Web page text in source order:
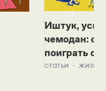
Иштук,
чемодан:
поиграть с
статьи жизнь